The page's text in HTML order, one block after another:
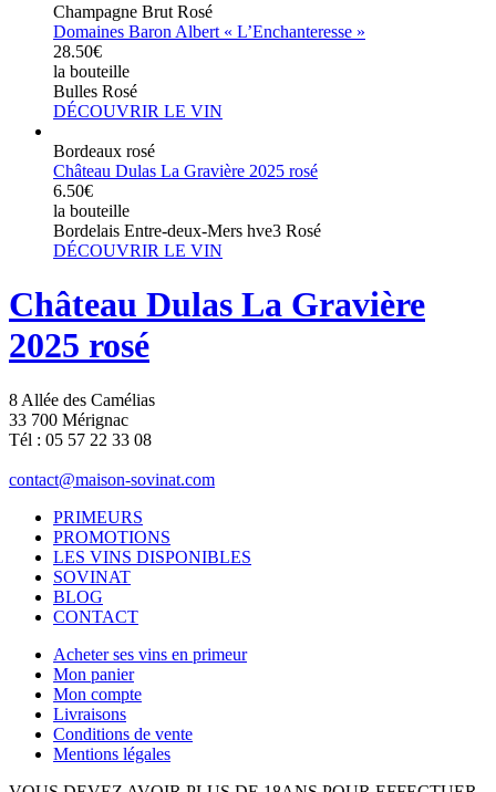
Champagne Brut Rosé
Domaines Baron Albert « L’Enchanteresse »
28.50€
la bouteille
Bulles Rosé
DÉCOUVRIR LE VIN
Bordeaux rosé
Château Dulas La Gravière 2025 rosé
6.50€
la bouteille
Bordelais Entre-deux-Mers hve3 Rosé
DÉCOUVRIR LE VIN
Château Dulas La Gravière
2025 rosé
8 Allée des Camélias
33 700 Mérignac
Tél : 05 57 22 33 08
contact@maison-sovinat.com
PRIMEURS
PROMOTIONS
LES VINS DISPONIBLES
SOVINAT
BLOG
CONTACT
Acheter ses vins en primeur
Mon panier
Mon compte
Livraisons
Conditions de vente
Mentions légales